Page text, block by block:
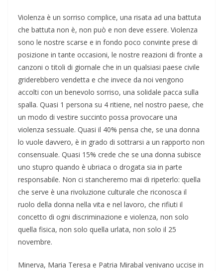
Violenza è un sorriso complice, una risata ad una battuta
che battuta non è, non può e non deve essere. Violenza
sono le nostre scarse e in fondo poco convinte prese di
posizione in tante occasioni, le nostre reazioni di fronte a
canzoni o titoli di giornale che in un qualsiasi paese civile
griderebbero vendetta e che invece da noi vengono
accolti con un benevolo sorriso, una solidale pacca sulla
spalla. Quasi 1 persona su 4 ritiene, nel nostro paese, che
un modo di vestire succinto possa provocare una
violenza sessuale. Quasi il 40% pensa che, se una donna
lo vuole davvero, è in grado di sottrarsi a un rapporto non
consensuale. Quasi 15% crede che se una donna subisce
uno stupro quando è ubriaca o drogata sia in parte
responsabile. Non ci stancheremo mai di ripeterlo: quella
che serve è una rivoluzione culturale che riconosca il
ruolo della donna nella vita e nel lavoro, che rifiuti il
concetto di ogni discriminazione e violenza, non solo
quella fisica, non solo quella urlata, non solo il 25
novembre.
Minerva, Maria Teresa e Patria Mirabal venivano uccise in